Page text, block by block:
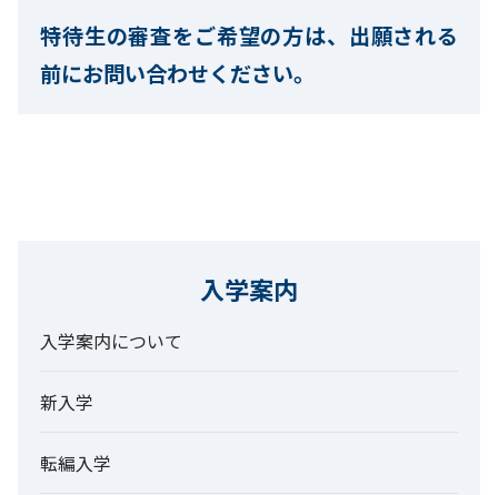
特待生の審査をご希望の方は、出願される
前にお問い合わせください。
入学案内
入学案内について
新入学
転編入学